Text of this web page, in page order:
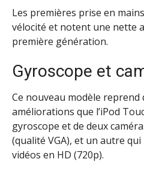
Les premières prise en
vélocité et notent une nette
première génération.
Gyroscope et
Ce nouveau modèle reprend
améliorations que l’iPod
gyroscope et de deux
(qualité VGA), et un autre
vidéos en HD (720p).